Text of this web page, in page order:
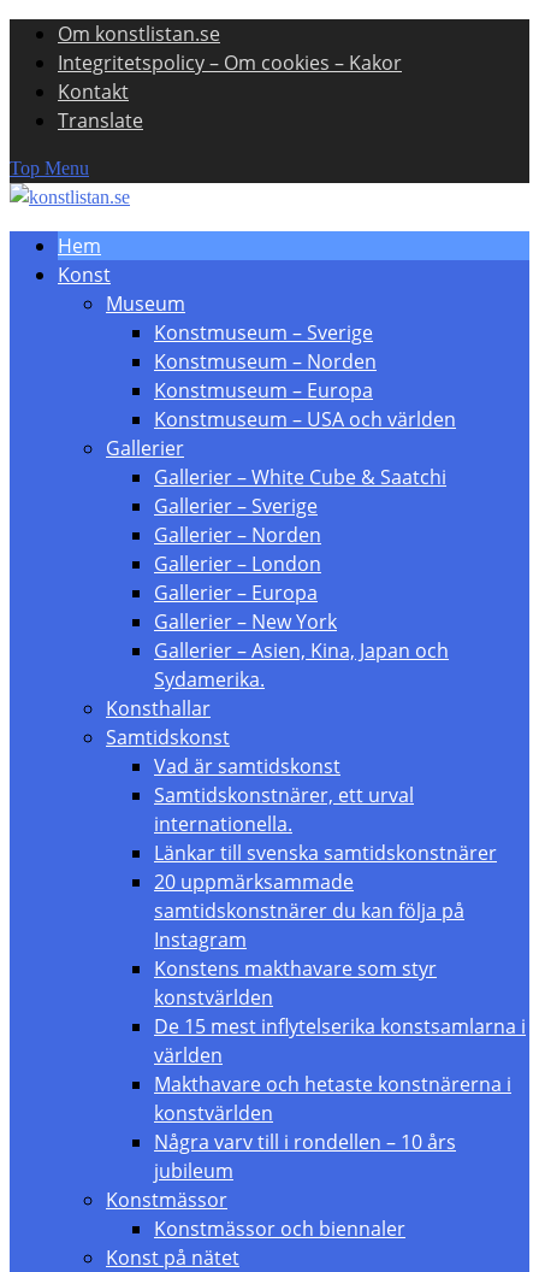
Skip
content
Om konstlistan.se
Integritetspolicy – Om cookies – Kakor
Kontakt
Translate
Top Menu
Hem
Konst
Museum
Konstmuseum – Sverige
Konstmuseum – Norden
Konstmuseum – Europa
Konstmuseum – USA och världen
Gallerier
Gallerier – White Cube & Saatchi
Gallerier – Sverige
Gallerier – Norden
Gallerier – London
Gallerier – Europa
Gallerier – New York
Gallerier – Asien, Kina, Japan och
Sydamerika.
Konsthallar
Samtidskonst
Vad är samtidskonst
Samtidskonstnärer, ett urval
internationella.
Länkar till svenska samtidskonstnärer
20 uppmärksammade
samtidskonstnärer du kan följa på
Instagram
Konstens makthavare som styr
konstvärlden
De 15 mest inflytelserika konstsamlarna i
världen
Makthavare och hetaste konstnärerna i
konstvärlden
Några varv till i rondellen – 10 års
jubileum
Konstmässor
Konstmässor och biennaler
Konst på nätet